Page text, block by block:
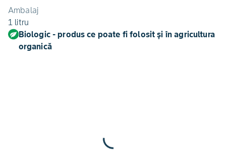
Ambalaj
1 litru
Biologic - produs ce poate fi folosit și în agricultura
organică